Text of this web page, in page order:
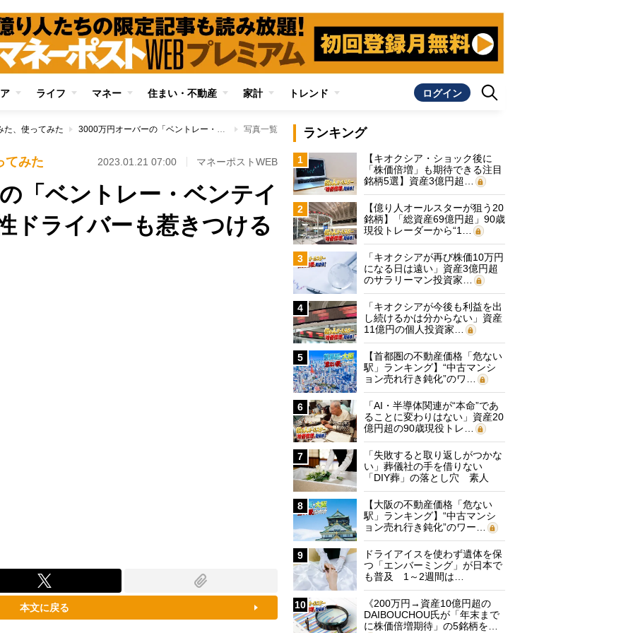
ライフ マネー 住まい・不動産 家計 トレンド ログイン
た、使ってみた 3000万円オーバーの「ベントレー・ベンテイガ」試乗ルポ 女性ドライバーも惹きつける超高級SUVの世界 写真一覧
てみた 2023.01.21 07:00 マネーポストWEB
「ベントレー・ベンテイ
ドライバーも惹きつける
本文に戻る
ランキング
1
【キオクシア・ショック後に
「株価倍増」も期待できる注目
銘柄5選】資産3億円超…
2
【億り人オールスターが狙う20
銘柄】「総資産69億円超」90歳
現役トレーダーから“1…
3
「キオクシアが再び株価10万円
になる日は遠い」資産3億円超
のサラリーマン投資家…
4
「キオクシアが今後も利益を出
し続けるかは分からない」資産
11億円の個人投資家…
5
【首都圏の不動産価格「危ない
駅」ランキング】“中古マンシ
ョン売れ行き鈍化”のワ…
6
「AI・半導体関連が“本命”であ
ることに変わりはない」資産20
億円超の90歳現役トレ…
7
「失敗すると取り返しがつかな
い」葬儀社の手を借りない
「DIY葬」の落とし穴 素人
に…
8
【大阪の不動産価格「危ない
駅」ランキング】“中古マンシ
ョン売れ行き鈍化”のワー…
9
ドライアイスを使わず遺体を保
つ「エンバーミング」が日本で
も普及 1～2週間は…
10
《200万円→資産10億円超の
DAIBOUCHOU氏が「年末まで
に株価倍増期待」の5銘柄を…